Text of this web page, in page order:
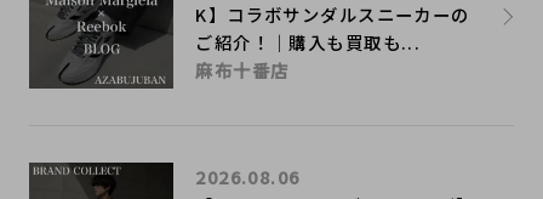
K】コラボサンダルスニーカーの
ご紹介！｜購入も買取も...
麻布十番店
2026.08.06